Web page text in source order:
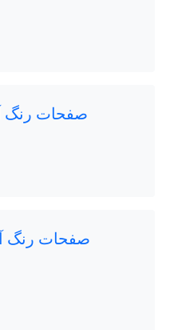
صفحات رنگ
صفحات رنگ